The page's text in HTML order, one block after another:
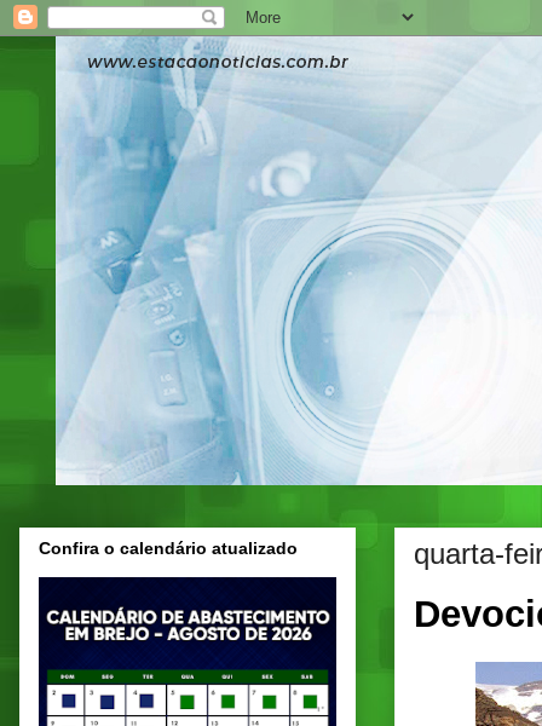
quarta-
Confira o calendário atualizado